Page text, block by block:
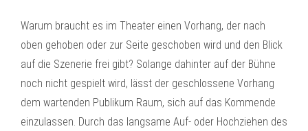
Warum braucht es im Theater einen Vorhang, der nach
oben gehoben oder zur Seite geschoben wird und den Blick
auf die Szenerie frei gibt? Solange dahinter auf der Bühne
noch nicht gespielt wird, lässt der geschlossene Vorhang
dem wartenden Publikum Raum, sich auf das Kommende
einzulassen. Durch das langsame Auf- oder Hochziehen des